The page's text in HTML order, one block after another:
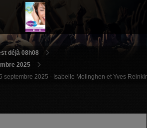
déjà 08h08
2025
septembre 2025 - Isabelle Molinghen et Yves